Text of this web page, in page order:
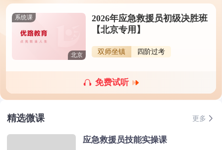
系统课
北京
2026年应急救援员初级决胜班
【北京专用】
双师坐镇 四阶过考
免费试听
精选微课 更多
应急救援员技能实操课